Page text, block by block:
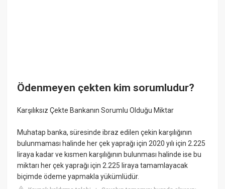
Ödenmeyen çekten kim sorumludur?
Karşılıksız Çekte Bankanın Sorumlu Olduğu Miktar
Muhatap banka, süresinde ibraz edilen çekin karşılığının
bulunmaması halinde her çek yaprağı için 2020 yılı için 2.225
liraya kadar ve kısmen karşılığının bulunması halinde ise bu
miktarı her çek yaprağı için 2.225 liraya tamamlayacak
biçimde ödeme yapmakla yükümlüdür.